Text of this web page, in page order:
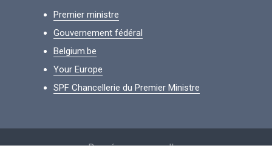
Premier ministre
Gouvernement fédéral
Belgium.be
Your Europe
SPF Chancellerie du Premier Ministre
Données personnelles